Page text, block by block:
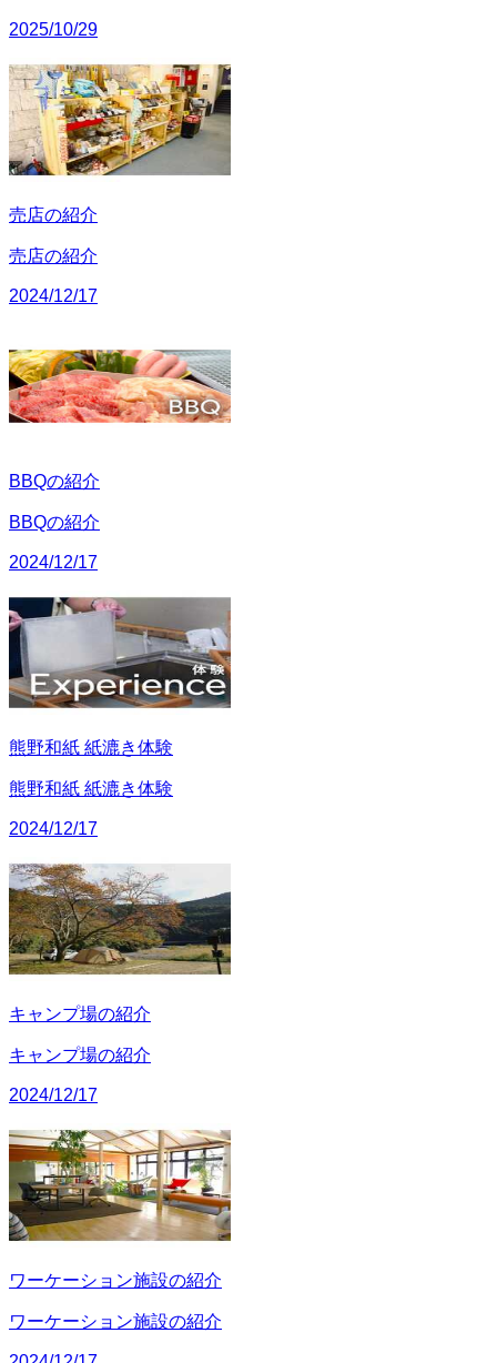
2025/10/29
売店の紹介
売店の紹介
2024/12/17
BBQの紹介
BBQの紹介
2024/12/17
熊野和紙 紙漉き体験
熊野和紙 紙漉き体験
2024/12/17
キャンプ場の紹介
キャンプ場の紹介
2024/12/17
ワーケーション施設の紹介
ワーケーション施設の紹介